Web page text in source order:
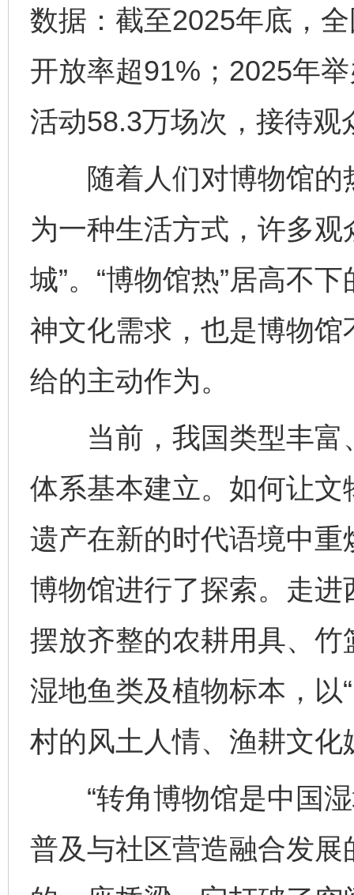
数据：截至2025年底，
开放率超91%；2025年
活动58.3万场次，接待观
随着人们对博物馆的
为一种生活方式，许多
城”。“博物馆热”居高不
神文化需求，也是博物
给的主动作为。
当前，我国类型丰富
体系基本建立。如何让
遗产在新的时代语境中
博物馆进行了探索。走进
摆放齐整的农耕用具、
湿地鱼类及植物标本，以
村的风土人情、渔耕文化
“转角博物馆是中国湿
普及与社区营造融合发